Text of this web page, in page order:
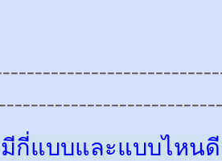
มีกี่แบบและแบบไหน